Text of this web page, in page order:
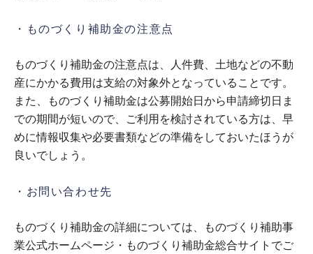
・ものづくり補助金の注意点
ものづくり補助金の注意点は、人件費、土地などの不動
産にかかる費用は支給の対象外となっていることです。
また、ものづくり補助金は公募開始日から申請締切日ま
での期間が短いので、ご利用を検討されている方は、早
めに情報収集や必要書類などの準備をしておいたほうが
良いでしょう。
・お問い合わせ先
ものづくり補助金の詳細については、ものづくり補助事
業公式ホームページ・ものづくり補助金総合サイトでご